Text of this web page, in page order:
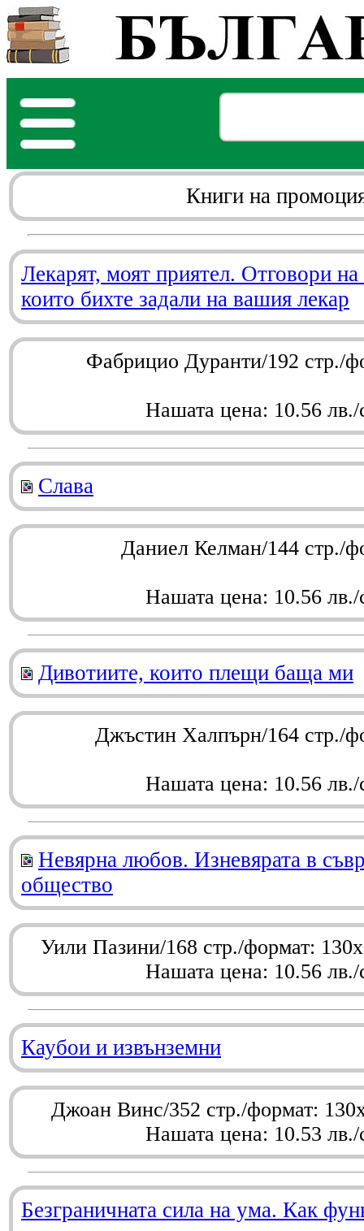
Книги на
Лекарят, моят приятел. Отговори
които бихте задали на вашия лекар
Фабрицио Дуранти/192 стр./
Нашата цена: 10.56 лв./
Слава
Даниел Келман/144 стр./
Нашата цена: 10.56 лв./
Дивотиите, които плещи баща ми
Джъстин Халпърн/164 стр./
Нашата цена: 10.56 лв./
Невярна любов. Изневярата в
общество
Уили Пазини/168 стр./формат:
Нашата цена: 10.56 лв./
Каубои и извънземни
Джоан Винс/352 стр./формат:
Нашата цена: 10.53 лв./
Безграничната сила на ума. Как